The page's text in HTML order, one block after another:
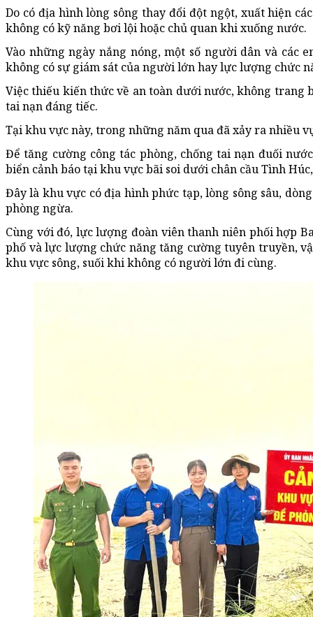
Do có địa hình lòng sông thay đổi đột ngột, xuất hiện
không có kỹ năng bơi lội hoặc chủ quan khi xuống nước.
Vào những ngày nắng nóng, một số người dân và các
không có sự giám sát của người lớn hay lực lượng chức
Việc thiếu kiến thức về an toàn dưới nước, không trang
tai nạn đáng tiếc.
Tại khu vực này, trong những năm qua đã xảy ra nhiều
Để tăng cường công tác phòng, chống tai nạn đuối
biển cảnh báo tại khu vực bãi soi dưới chân cầu Tình
Đây là khu vực có địa hình phức tạp, lòng sông sâu,
phòng ngừa.
Cùng với đó, lực lượng đoàn viên thanh niên phối hợp
phố và lực lượng chức năng tăng cường tuyên truyền,
khu vực sông, suối khi không có người lớn đi cùng.